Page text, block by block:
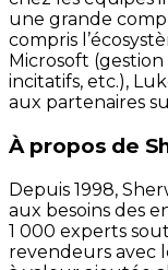
une grande
compris
Microsoft
incitatifs, etc.),
aux partenaires
À propos de
Depuis 1998,
aux besoins des
1 000 experts
revendeurs avec